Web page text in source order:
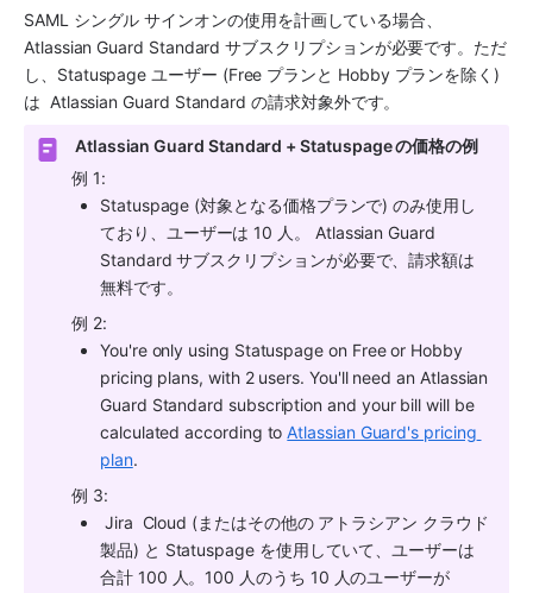
SAML シングル サインオンの使用を計画している場合、
Atlassian Guard Standard サブスクリプションが必要です。ただ
し、Statuspage ユーザー (Free プランと Hobby プランを除く)
は Atlassian Guard Standard の請求対象外です。
Atlassian Guard Standard + Statuspage の価格の例
例 1:
Statuspage (対象となる価格プランで) のみ使用し
ており、ユーザーは 10 人。
Atlassian Guard
Standard サブスクリプションが必要で、請求額は
無料です。
例 2:
You're only using Statuspage on Free or Hobby
pricing plans, with 2 users. You'll need an Atlassian
Guard Standard subscription and your bill will be
calculated according to Atlassian Guard's pricing
plan.
例 3:
Jira Cloud (またはその他の アトラシアン クラウド
製品) と Statuspage を使用していて、ユーザーは
合計 100 人。100 人のうち 10 人のユーザーが